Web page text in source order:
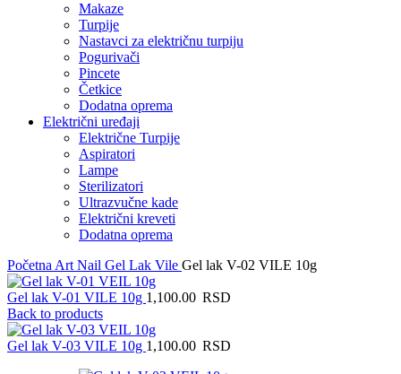
Makaze
Turpije
Nastavci za električnu turpiju
Pogurivači
Pincete
Četkice
Dodatna oprema
Električni uređaji
Električne Turpije
Aspiratori
Lampe
Sterilizatori
Ultrazvučne kade
Električni kreveti
Dodatna oprema
Početna Art Nail Gel Lak Vile Gel lak V-02 VILE 10g
Gel lak V-01 VILE 10g 1,100.00 RSD
Back to products
Gel lak V-03 VILE 10g 1,100.00 RSD